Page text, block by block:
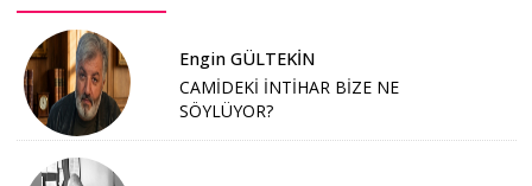
Engin GÜLTEKİN
CAMİDEKİ İNTİHAR BİZE NE
SÖYLÜYOR?